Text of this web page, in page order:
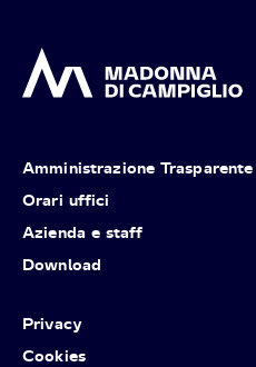
Amministrazione Trasparente
Orari uffici
Azienda e staff
Download
Privacy
Cookies